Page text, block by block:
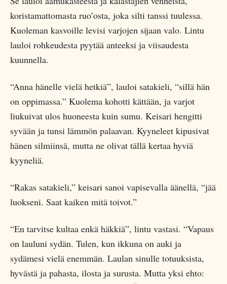
koristamattomasta ruo’osta, joka silti tanssi tuulessa.
Kuoleman kasvoille levisi varjojen sijaan valo. Lintu
lauloi rohkeudesta pyytää anteeksi ja viisaudesta
kuunnella.
“Anna hänelle vielä hetkiä”, lauloi satakieli, “sillä hän
on oppimassa.” Kuolema kohotti kättään, ja varjot
liukuivat ulos huoneesta kuin sumu. Keisari hengitti
syvään ja tunsi lämmön palaavan. Kyyneleet kipusivat
hänen silmiinsä, mutta ne olivat tällä kertaa hyviä
kyyneliä.
“Rakas satakieli,” keisari sanoi vapisevalla äänellä, “jää
luokseni. Saat kaiken mitä toivot.”
“En tarvitse kultaa enkä häkkiä”, lintu vastasi. “Vapaus
on lauluni sydän. Tulen, kun ikkuna on auki ja
sydämesi vielä enemmän. Laulan sinulle totuuksista,
hyvästä ja pahasta, ilosta ja surusta. Mutta yksi ehto: